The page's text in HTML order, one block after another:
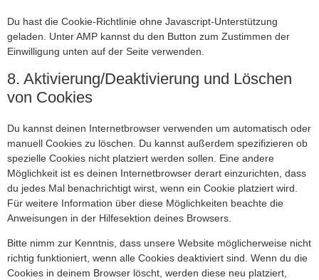
Du hast die Cookie-Richtlinie ohne Javascript-Unterstützung
geladen. Unter AMP kannst du den Button zum Zustimmen der
Einwilligung unten auf der Seite verwenden.
8. Aktivierung/Deaktivierung und Löschen
von Cookies
Du kannst deinen Internetbrowser verwenden um automatisch oder
manuell Cookies zu löschen. Du kannst außerdem spezifizieren ob
spezielle Cookies nicht platziert werden sollen. Eine andere
Möglichkeit ist es deinen Internetbrowser derart einzurichten, dass
du jedes Mal benachrichtigt wirst, wenn ein Cookie platziert wird.
Für weitere Information über diese Möglichkeiten beachte die
Anweisungen in der Hilfesektion deines Browsers.
Bitte nimm zur Kenntnis, dass unsere Website möglicherweise nicht
richtig funktioniert, wenn alle Cookies deaktiviert sind. Wenn du die
Cookies in deinem Browser löscht, werden diese neu platziert,